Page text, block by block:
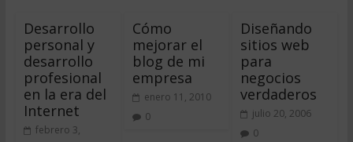
Desarrollo
personal y
desarrollo
profesional
en la era del
Internet
febrero 3,
Cómo
mejorar el
blog de mi
empresa
enero 11, 2010
0
Diseñando
sitios web
para
negocios
verdaderos
julio 20, 2006
0